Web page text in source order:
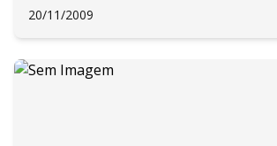
20/11/2009